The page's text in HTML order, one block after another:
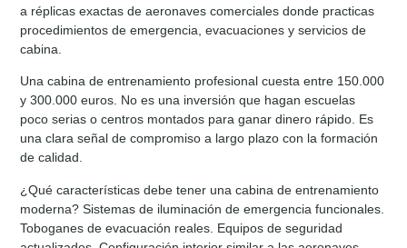
a réplicas exactas de aeronaves comerciales donde practicas
procedimientos de emergencia, evacuaciones y servicios de
cabina.
Una cabina de entrenamiento profesional cuesta entre 150.000
y 300.000 euros. No es una inversión que hagan escuelas
poco serias o centros montados para ganar dinero rápido. Es
una clara señal de compromiso a largo plazo con la formación
de calidad.
¿Qué características debe tener una cabina de entrenamiento
moderna? Sistemas de iluminación de emergencia funcionales.
Toboganes de evacuación reales. Equipos de seguridad